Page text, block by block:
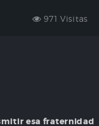
971 Visitas
esa fraternidad